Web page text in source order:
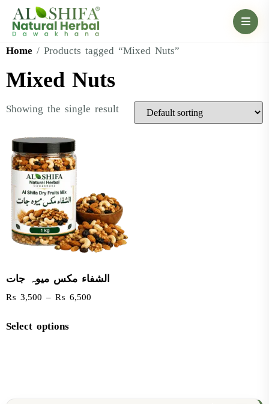
Home / Products tagged “Mixed Nuts”
Mixed Nuts
Showing the single result
الشفاء مکس میوہ جات
₨ 3,500 – ₨ 6,500
Select options